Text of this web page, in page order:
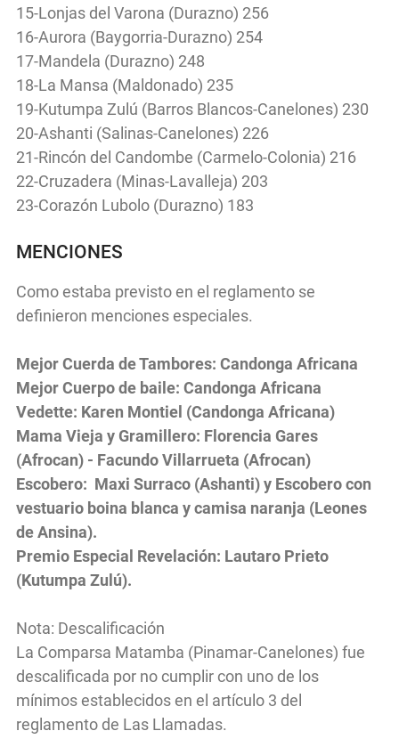
15-Lonjas del Varona (Durazno) 256
16-Aurora (Baygorria-Durazno) 254
17-Mandela (Durazno) 248
18-La Mansa (Maldonado) 235
19-Kutumpa Zulú (Barros Blancos-Canelones) 230
20-Ashanti (Salinas-Canelones) 226
21-Rincón del Candombe (Carmelo-Colonia) 216
22-Cruzadera (Minas-Lavalleja) 203
23-Corazón Lubolo (Durazno) 183
MENCIONES
Como estaba previsto en el reglamento se
definieron menciones especiales.
Mejor Cuerda de Tambores: Candonga Africana
Mejor Cuerpo de baile: Candonga Africana
Vedette: Karen Montiel (Candonga Africana)
Mama Vieja y Gramillero: Florencia Gares
(Afrocan) - Facundo Villarrueta (Afrocan)
Escobero: Maxi Surraco (Ashanti) y Escobero con
vestuario boina blanca y camisa naranja (Leones
de Ansina).
Premio Especial Revelación: Lautaro Prieto
(Kutumpa Zulú).
Nota: Descalificación
La Comparsa Matamba (Pinamar-Canelones) fue
descalificada por no cumplir con uno de los
mínimos establecidos en el artículo 3 del
reglamento de Las Llamadas.